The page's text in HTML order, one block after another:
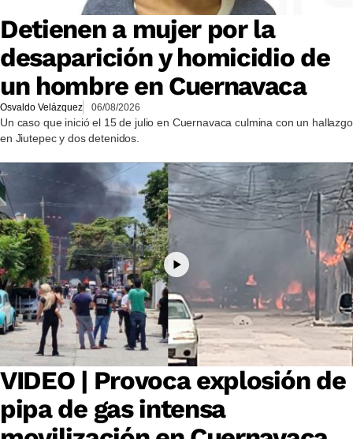
Detienen a mujer por la
desaparición y homicidio de
un hombre en Cuernavaca
Osvaldo Velázquez 06/08/2026
Un caso que inició el 15 de julio en Cuernavaca culmina con un hallazgo
en Jiutepec y dos detenidos.
VIDEO | Provoca explosión de
pipa de gas intensa